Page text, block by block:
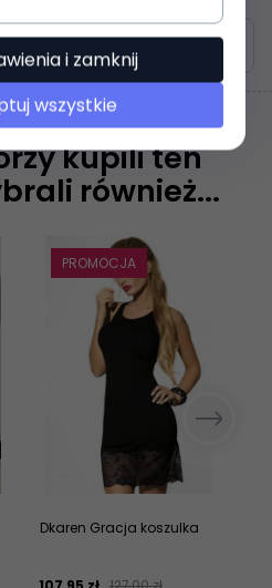
i produktów
kupili ten
również...
PROMOCJA
Dkaren Gracja koszulka
i zamknij
wszystkie